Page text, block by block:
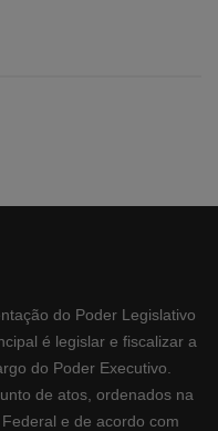
do Poder Legislativo
é legislar e fiscalizar a
do Poder Executivo.
de atos, ordenados na
e de acordo com